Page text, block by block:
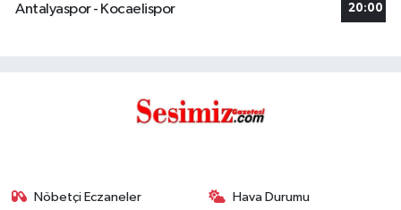
Antalyaspor - Kocaelispor 20:00
Nöbetçi Eczaneler Hava Durumu